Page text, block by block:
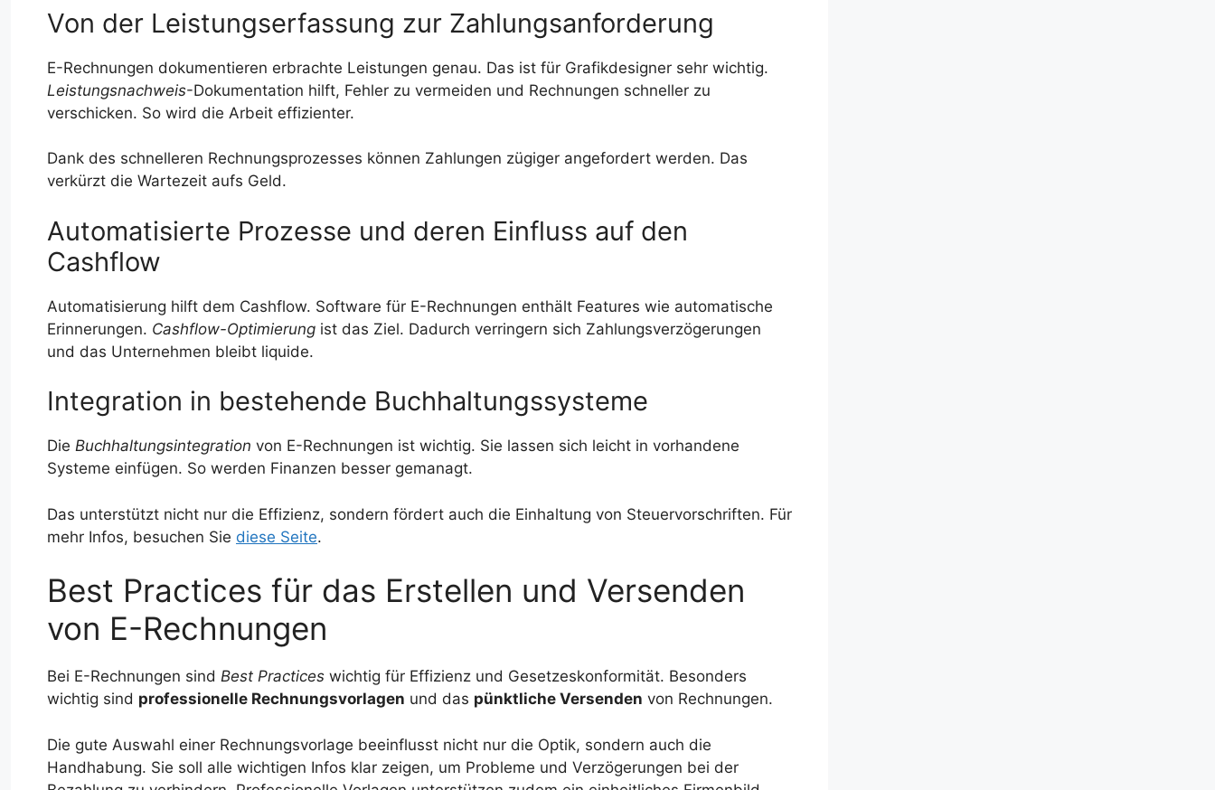
Von der Leistungserfassung zur Zahlungsanforderung
E-Rechnungen dokumentieren erbrachte Leistungen genau. Das ist für Grafikdesigner sehr wichtig.
Leistungsnachweis-Dokumentation hilft, Fehler zu vermeiden und Rechnungen schneller zu
verschicken. So wird die Arbeit effizienter.
Dank des schnelleren Rechnungsprozesses können Zahlungen zügiger angefordert werden. Das
verkürzt die Wartezeit aufs Geld.
Automatisierte Prozesse und deren Einfluss auf den
Cashflow
Automatisierung hilft dem Cashflow. Software für E-Rechnungen enthält Features wie automatische
Erinnerungen. Cashflow-Optimierung ist das Ziel. Dadurch verringern sich Zahlungsverzögerungen
und das Unternehmen bleibt liquide.
Integration in bestehende Buchhaltungssysteme
Die Buchhaltungsintegration von E-Rechnungen ist wichtig. Sie lassen sich leicht in vorhandene
Systeme einfügen. So werden Finanzen besser gemanagt.
Das unterstützt nicht nur die Effizienz, sondern fördert auch die Einhaltung von Steuervorschriften. Für
mehr Infos, besuchen Sie diese Seite.
Best Practices für das Erstellen und Versenden
von E-Rechnungen
Bei E-Rechnungen sind Best Practices wichtig für Effizienz und Gesetzeskonformität. Besonders
wichtig sind professionelle Rechnungsvorlagen und das pünktliche Versenden von Rechnungen.
Die gute Auswahl einer Rechnungsvorlage beeinflusst nicht nur die Optik, sondern auch die
Handhabung. Sie soll alle wichtigen Infos klar zeigen, um Probleme und Verzögerungen bei der